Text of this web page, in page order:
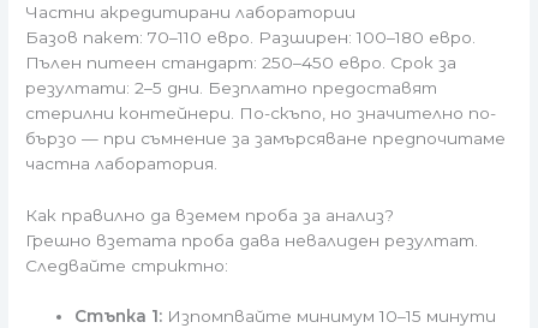
Частни акредитирани лаборатории
Базов пакет: 70–110 евро. Разширен: 100–180 евро.
Пълен питеен стандарт: 250–450 евро. Срок за
резултати: 2–5 дни. Безплатно предоставят
стерилни контейнери. По-скъпо, но значително по-
бързо — при съмнение за замърсяване предпочитаме
частна лаборатория.
Как правилно да вземем проба за анализ?
Грешно взетата проба дава невалиден резултат.
Следвайте стриктно:
Стъпка 1: Изпомпвайте минимум 10–15 минути